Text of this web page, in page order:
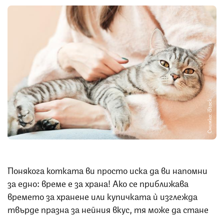
Снимка: iStock
Понякога котката ви просто иска да ви напомни
за едно: време е за храна! Ако се приближава
времето за хранене или купичката ѝ изглежда
твърде празна за нейния вкус, тя може да стане